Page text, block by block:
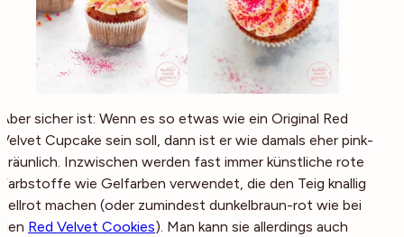
Aber sicher ist: Wenn es so etwas wie ein Original Red
Velvet Cupcake sein soll, dann ist er wie damals eher pink-
bräunlich. Inzwischen werden fast immer künstliche rote
Farbstoffe wie Gelfarben verwendet, die den Teig knallig
hellrot machen (oder zumindest dunkelbraun-rot wie bei
den Red Velvet Cookies). Man kann sie allerdings auch